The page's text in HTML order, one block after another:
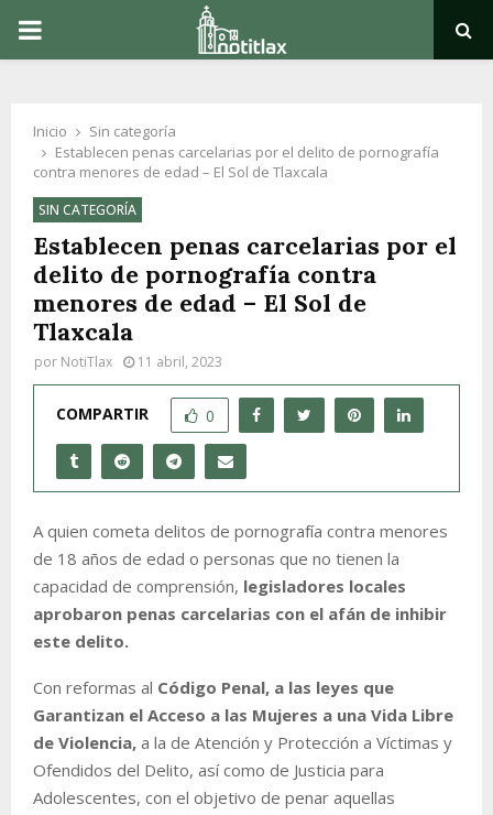
PRIMARY
Inicio
Sin categoría
Establecen penas carcelarias por el delito de pornografía
contra menores de edad – El Sol de Tlaxcala
SIN CATEGORÍA
Establecen penas carcelarias por el
delito de pornografía contra
menores de edad – El Sol de
Tlaxcala
por NotiTlax 11 abril, 2023
COMPARTIR 0
A quien cometa delitos de pornografía contra menores
de 18 años de edad o personas que no tienen la
capacidad de comprensión, legisladores locales
aprobaron penas carcelarias con el afán de inhibir
este delito.
Con reformas al Código Penal, a las leyes que
Garantizan el Acceso a las Mujeres a una Vida Libre
de Violencia, a la de Atención y Protección a Víctimas y
Ofendidos del Delito, así como de Justicia para
Adolescentes, con el objetivo de penar aquellas